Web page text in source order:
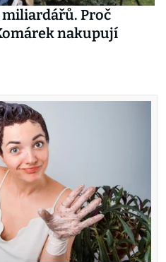
miliardářů. Proč
nakupují